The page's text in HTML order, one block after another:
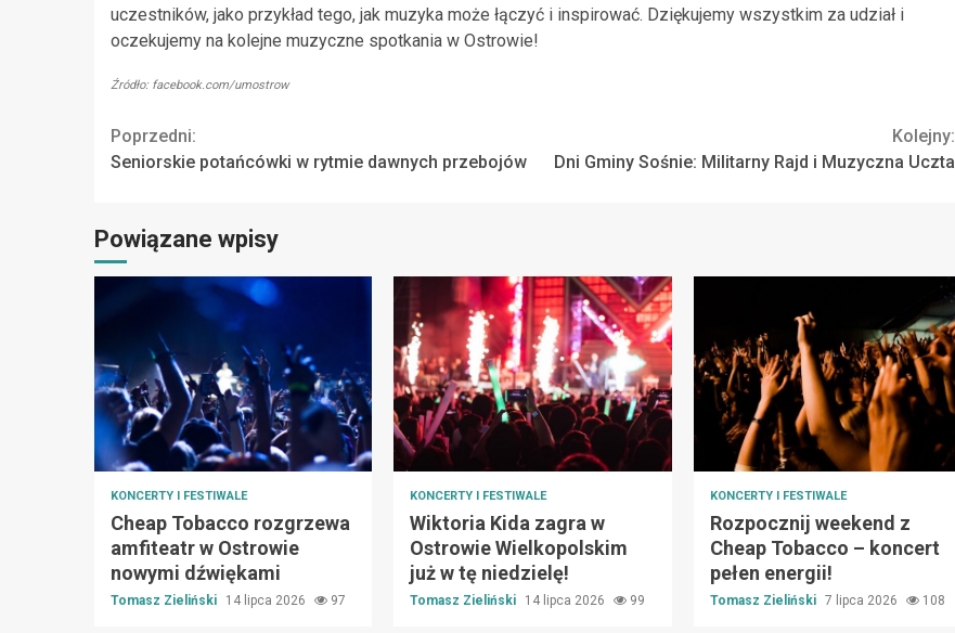
uczestników, jako przykład tego, jak muzyka może łączyć i inspirować. Dziękujemy wszystkim za udział i
oczekujemy na kolejne muzyczne spotkania w Ostrowie!
Źródło: facebook.com/umostrow
Continue
Poprzedni:
Seniorskie potańcówki w rytmie dawnych przebojów
Kolejny:
Dni Gminy Sośnie: Militarny Rajd i Muzyczna Uczta
Powiązane wpisy
KONCERTY I FESTIWALE
Cheap Tobacco rozgrzewa
amfiteatr w Ostrowie
nowymi dźwiękami
Tomasz Zieliński 14 lipca 2026 97
KONCERTY I FESTIWALE
Wiktoria Kida zagra w
Ostrowie Wielkopolskim
już w tę niedzielę!
Tomasz Zieliński 14 lipca 2026 99
KONCERTY I FESTIWALE
Rozpocznij weekend z
Cheap Tobacco – koncert
pełen energii!
Tomasz Zieliński 7 lipca 2026 108